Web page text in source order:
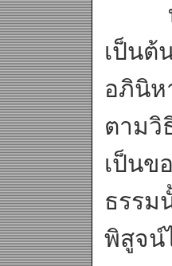
ทั้งนี้
เป็นต้
อภินิห
ตามวิ
เป็นข
ธรรม
พิสูจน์